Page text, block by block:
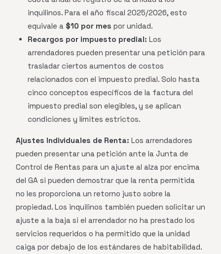
inquilinos. Para el año fiscal 2025/2026, esto
equivale a $10 por mes por unidad.
Recargos por impuesto predial: Los
arrendadores pueden presentar una petición para
trasladar ciertos aumentos de costos
relacionados con el impuesto predial. Solo hasta
cinco conceptos específicos de la factura del
impuesto predial son elegibles, y se aplican
condiciones y límites estrictos.
Ajustes Individuales de Renta: Los arrendadores
pueden presentar una petición ante la Junta de
Control de Rentas para un ajuste al alza por encima
del GA si pueden demostrar que la renta permitida
no les proporciona un retorno justo sobre la
propiedad. Los inquilinos también pueden solicitar un
ajuste a la baja si el arrendador no ha prestado los
servicios requeridos o ha permitido que la unidad
caiga por debajo de los estándares de habitabilidad.